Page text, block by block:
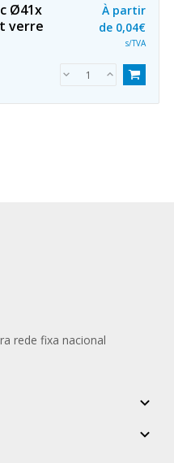
Ø41x
verre
À partir
de 0,04€
s/TVA
rede fixa nacional